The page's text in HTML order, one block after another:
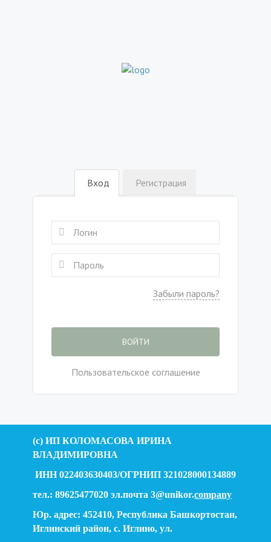
Вход Регистрация
Забыли пароль?
ВОЙТИ
Пользовательское соглашение
(c) ИП КОЛОМАСОВА ИРИНА
ВЛАДИМИРОВНА
ИНН 022403630403/ОГРНИП 321028000134889
тел.: 89625477020 эл.почта 3@unikor.company
Юр. адрес: 452410, Республика Башкортостан,
Иглинский район, с. Иглино, ул.